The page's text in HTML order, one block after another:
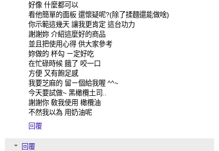
好像 什麼都可以
看他簡單的面板 還懷疑呢?(除了揉麵還能做啥)
你示範這幾天 讓我更肯定 這台功力
謝謝妳 介紹這麼好的商品
並且把使用心得 供大家參考
妳做的 杯勾 ㄧ定好吃
在忙碌時候 餓了 咬一口
方便 又有飽足感
我要芝麻的 留ㄧ個給我喔 ^^~
今天要試做~ 黑橄欖土司..
謝謝你 敎我使用 橄欖油
不然我以為 用奶油呢
回覆
回覆